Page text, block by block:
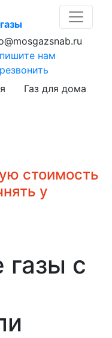
нам
Газ для дома
стоимость
у
газы с